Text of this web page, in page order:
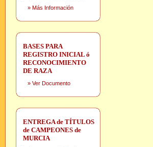
» Más Información
BASES PARA
REGISTRO INICIAL ó
RECONOCIMIENTO
DE RAZA
» Ver Documento
ENTREGA de TÍTULOS
de CAMPEONES de
MURCIA